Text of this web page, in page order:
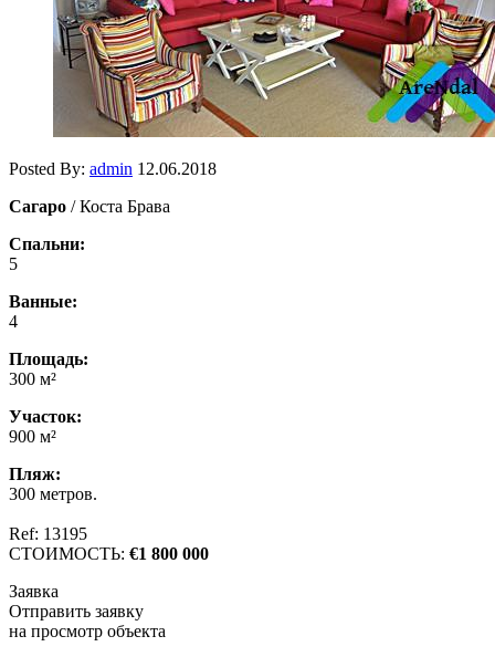
Posted By: admin 12.06.2018
Сагаро / Коста Брава
Спальни:
5
Ванные:
4
Площадь:
300 м²
Участок:
900 м²
Пляж:
300 метров.
Ref: 13195
СТОИМОСТЬ: €1 800 000
Заявка
Отправить заявку
на просмотр объекта